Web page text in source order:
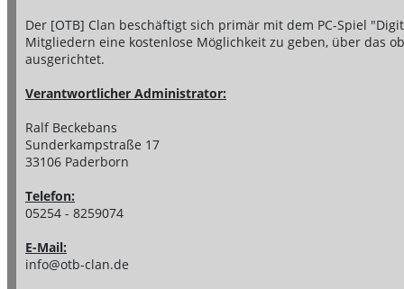
Der [OTB] Clan beschäftigt sich primär mit dem PC-Spiel
Mitgliedern eine kostenlose Möglichkeit zu geben, über das
ausgerichtet.
Verantwortlicher Administrator:
Ralf Beckebans
Sunderkampstraße 17
33106 Paderborn
Telefon:
05254 - 8259074
E-Mail:
info@otb-clan.de